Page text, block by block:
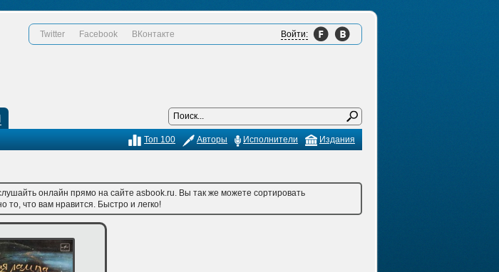
Twitter Facebook ВКонтакте Войти:
Издания
Исполнители
Авторы
Топ 100
онлайн прямо на сайте asbook.ru. Вы так же можете сортировать
то, что вам нравится. Быстро и легко!